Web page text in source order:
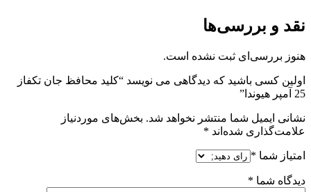
نقد و بررسی‌ها
هنوز بررسی‌ای ثبت نشده است.
اولین کسی باشید که دیدگاهی می نویسد “کلید محافظ جان تکفاز
25 آمپر هیوندا”
نشانی ایمیل شما منتشر نخواهد شد. بخش‌های موردنیاز
علامت‌گذاری شده‌اند *
امتیاز شما *
دیدگاه شما *